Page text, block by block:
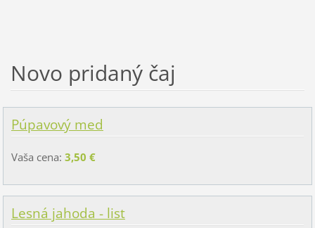
Novo pridaný čaj
Púpavový med
Vaša cena: 3,50 €
Lesná jahoda - list